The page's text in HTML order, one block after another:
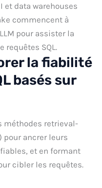
et data warehouses
commencent à
pour assister la
requêtes SQL.
la fiabilité
basés sur
méthodes retrieval-
pour ancrer leurs
et en formant
cibler les requêtes.